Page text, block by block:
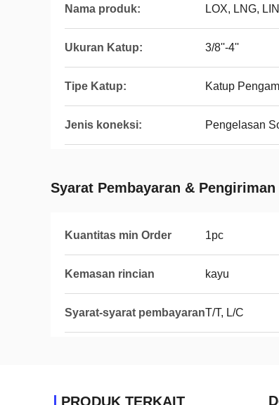
Nama produk: LOX, LNG,
Ukuran Katup: 3/8''-4''
Tipe Katup: Katup
Jenis koneksi: Pengelasan
Syarat Pembayaran & Pengiriman
Kuantitas min Order 1pc
Kemasan rincian kayu
Syarat-syarat pembayaranT/T, L/C
PRODUK TERKAIT